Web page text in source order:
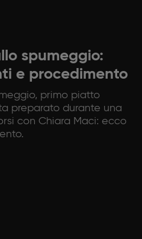
spumeggio:
e procedimento
primo piatto
preparato durante una
con Chiara Maci: ecco